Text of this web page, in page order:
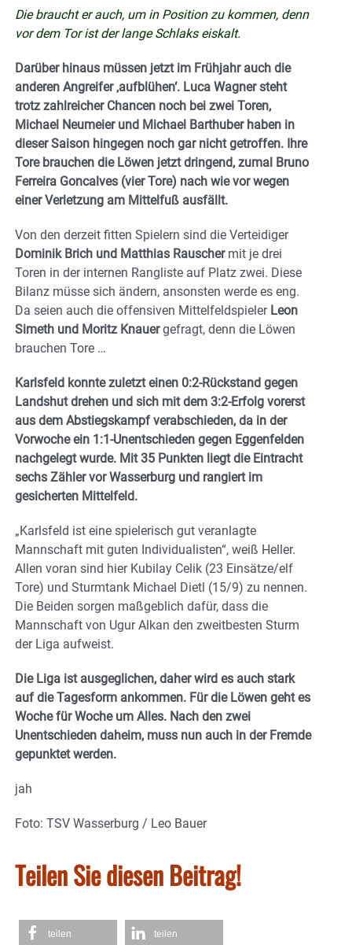
Die braucht er auch, um in Position zu kommen, denn
vor dem Tor ist der lange Schlaks eiskalt.
Darüber hinaus müssen jetzt im Frühjahr auch die
anderen Angreifer ‚aufblühen‘. Luca Wagner steht
trotz zahlreicher Chancen noch bei zwei Toren,
Michael Neumeier und Michael Barthuber haben in
dieser Saison hingegen noch gar nicht getroffen. Ihre
Tore brauchen die Löwen jetzt dringend, zumal Bruno
Ferreira Goncalves (vier Tore) nach wie vor wegen
einer Verletzung am Mittelfuß ausfällt.
Von den derzeit fitten Spielern sind die Verteidiger
Dominik Brich und Matthias Rauschermit je drei
Toren in der internen Rangliste auf Platz zwei. Diese
Bilanz müsse sich ändern, ansonsten werde es eng.
Da seien auch die offensiven MittelfeldspielerLeon
Simeth und Moritz Knauergefragt, denn die Löwen
brauchen Tore …
Karlsfeld konnte zuletzt einen 0:2-Rückstand gegen
Landshut drehen und sich mit dem 3:2-Erfolg vorerst
aus dem Abstiegskampf verabschieden, da in der
Vorwoche ein 1:1-Unentschieden gegen Eggenfelden
nachgelegt wurde. Mit 35 Punkten liegt die Eintracht
sechs Zähler vor Wasserburg und rangiert im
gesicherten Mittelfeld.
„Karlsfeld ist eine spielerisch gut veranlagte
Mannschaft mit guten Individualisten“, weiß Heller.
Allen voran sind hier Kubilay Celik (23 Einsätze/elf
Tore) und Sturmtank Michael Dietl (15/9) zu nennen.
Die Beiden sorgen maßgeblich dafür, dass die
Mannschaft von Ugur Alkan den zweitbesten Sturm
der Liga aufweist.
Die Liga ist ausgeglichen, daher wird es auch stark
auf die Tagesform ankommen. Für die Löwen geht es
Woche für Woche um Alles. Nach den zwei
Unentschieden daheim, muss nun auch in der Fremde
gepunktet werden.
jah
Foto: TSV Wasserburg / Leo Bauer
Teilen Sie diesen Beitrag!
teilen teilen